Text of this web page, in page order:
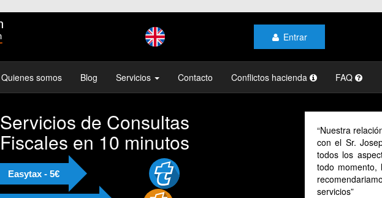
Entrar
Quienes somos Blog Servicios Contacto Conflictos hacienda FAQ
Servicios de Consultas
Fiscales en 10 minutos
Easytax - 5€
Nuestra relación
con el Sr. Josep
todos los
todo momento, la
servicios